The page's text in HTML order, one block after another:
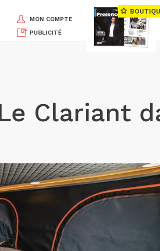
MON COMPTE
PUBLICITÉ
Clariant